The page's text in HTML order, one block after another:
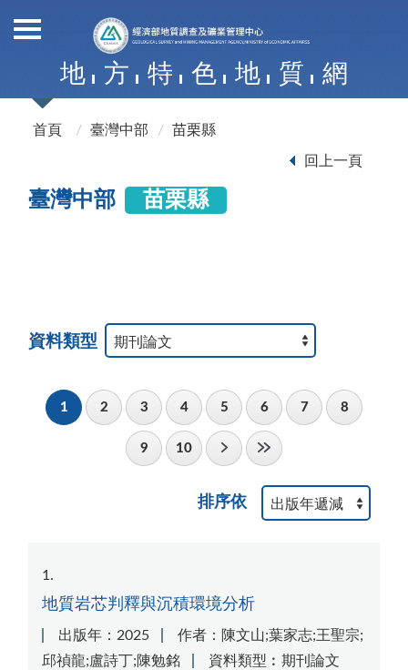
地 方 特 色 地 質 網
首頁 臺灣中部 苗栗縣
回上一頁
臺灣中部 苗栗縣
資料類型
1 2 3 4 5 6 7 8
9 10
排序依
1
地質岩芯判釋與沉積環境分析
出版年：2025
作者：陳文山;葉家志;王聖宗;
邱禎龍;盧詩丁;陳勉銘
資料類型︰期刊論文